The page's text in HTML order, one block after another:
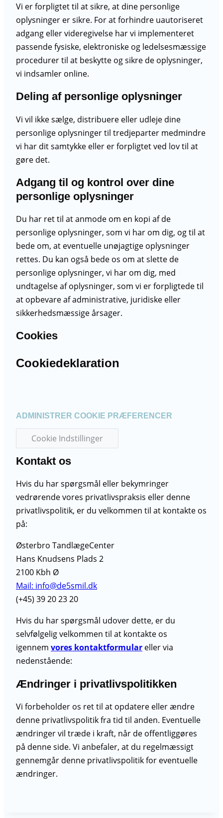
Vi er forpligtet til at sikre, at dine personlige
oplysninger er sikre. For at forhindre uautoriseret
adgang eller videregivelse har vi implementeret
passende fysiske, elektroniske og ledelsesmæssige
procedurer til at beskytte og sikre de oplysninger,
vi indsamler online.
Deling af personlige oplysninger
Vi vil ikke sælge, distribuere eller udleje dine
personlige oplysninger til tredjeparter medmindre
vi har dit samtykke eller er forpligtet ved lov til at
gøre det.
Adgang til og kontrol over dine
personlige oplysninger
Du har ret til at anmode om en kopi af de
personlige oplysninger, som vi har om dig, og til at
bede om, at eventuelle unøjagtige oplysninger
rettes. Du kan også bede os om at slette de
personlige oplysninger, vi har om dig, med
undtagelse af oplysninger, som vi er forpligtede til
at opbevare af administrative, juridiske eller
sikkerhedsmæssige årsager.
Cookies
Cookiedeklaration
ADMINISTRER COOKIE PRÆFERENCER
Cookie Indstillinger
Kontakt os
Hvis du har spørgsmål eller bekymringer
vedrørende vores privatlivspraksis eller denne
privatlivspolitik, er du velkommen til at kontakte os
på:
Østerbro TandlægeCenter
Hans Knudsens Plads 2
2100 Kbh Ø
Mail: info@de5smil.dk
(+45) 39 20 23 20
Hvis du har spørgsmål udover dette, er du
selvfølgelig velkommen til at kontakte os
igennem vores kontaktformular eller via
nedenstående:
Ændringer i privatlivspolitikken
Vi forbeholder os ret til at opdatere eller ændre
denne privatlivspolitik fra tid til anden. Eventuelle
ændringer vil træde i kraft, når de offentliggøres
på denne side. Vi anbefaler, at du regelmæssigt
gennemgår denne privatlivspolitik for eventuelle
ændringer.